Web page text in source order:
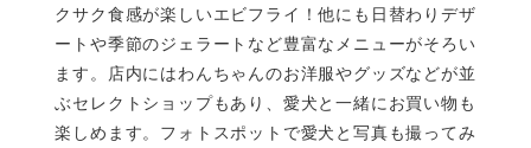
クサク食感が楽しいエビフライ！他にも日替わりデザ
ートや季節のジェラートなど豊富なメニューがそろい
ます。店内にはわんちゃんのお洋服やグッズなどが並
ぶセレクトショップもあり、愛犬と一緒にお買い物も
楽しめます。フォトスポットで愛犬と写真も撮ってみ